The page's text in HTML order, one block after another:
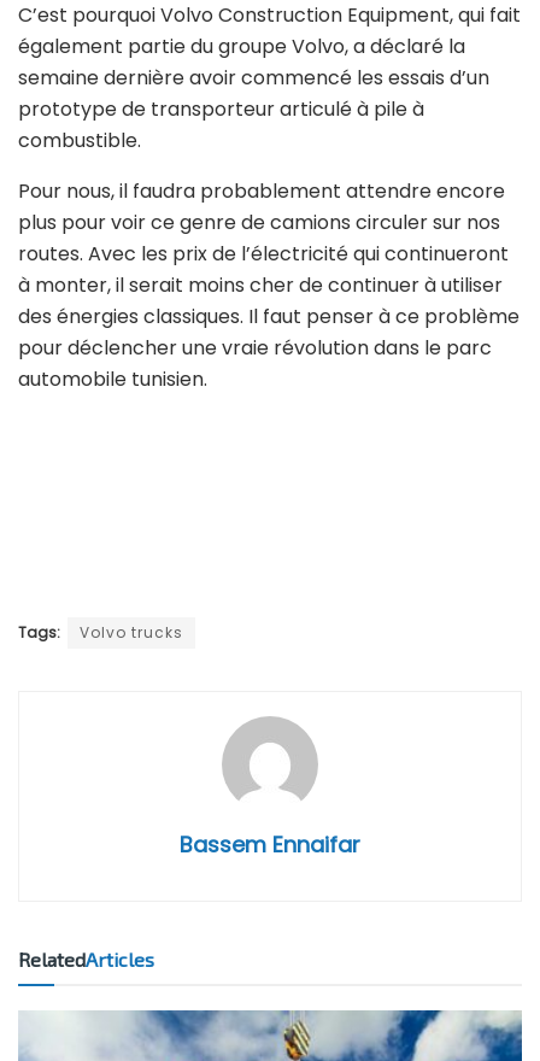
C’est pourquoi Volvo Construction Equipment, qui fait
également partie du groupe Volvo, a déclaré la
semaine dernière avoir commencé les essais d’un
prototype de transporteur articulé à pile à
combustible.
Pour nous, il faudra probablement attendre encore
plus pour voir ce genre de camions circuler sur nos
routes. Avec les prix de l’électricité qui continueront
à monter, il serait moins cher de continuer à utiliser
des énergies classiques. Il faut penser à ce problème
pour déclencher une vraie révolution dans le parc
automobile tunisien.
Tags: Volvo trucks
Bassem Ennaifar
RelatedArticles